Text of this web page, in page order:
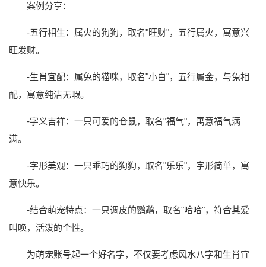
案例分享：
-五行相生：属火的狗狗，取名"旺财"，五行属火，寓意兴
旺发财。
-生肖宜配：属兔的猫咪，取名"小白"，五行属金，与兔相
配，寓意纯洁无暇。
-字义吉祥：一只可爱的仓鼠，取名"福气"，寓意福气满
满。
-字形美观：一只乖巧的狗狗，取名"乐乐"，字形简单，寓
意快乐。
-结合萌宠特点：一只调皮的鹦鹉，取名"哈哈"，符合其爱
叫唤，活泼的个性。
为萌宠账号起一个好名字，不仅要考虑风水八字和生肖宜